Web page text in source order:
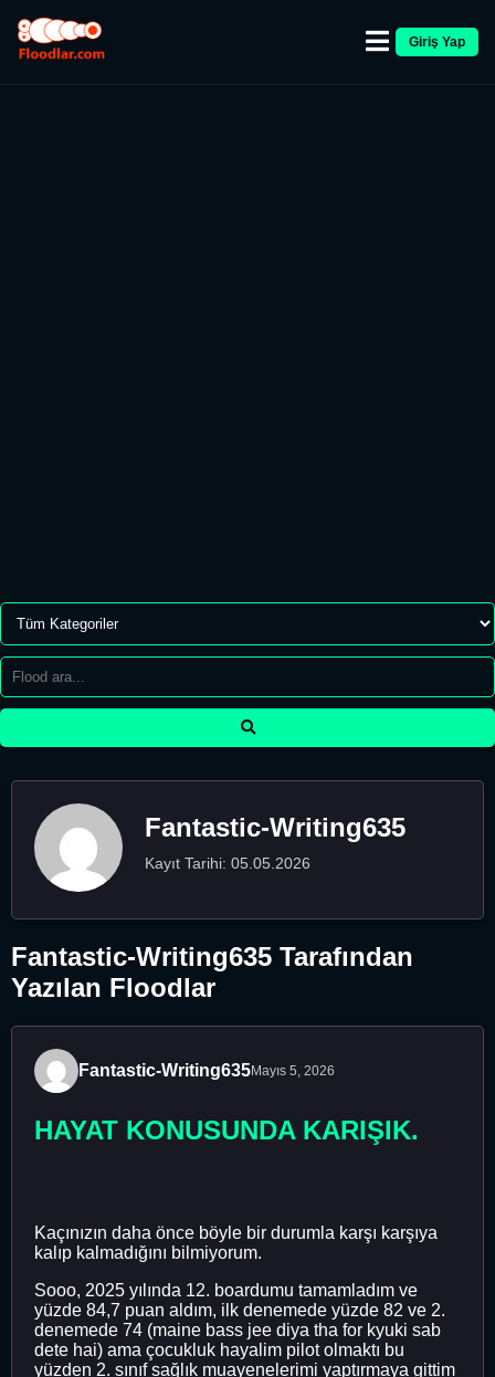
Giriş Yap
Fantastic-Writing635
Kayıt Tarihi: 05.05.2026
Fantastic-Writing635 Tarafından
Yazılan Floodlar
Fantastic-Writing635Mayıs 5, 2026
HAYAT KONUSUNDA KARIŞIK.
Kaçınızın daha önce böyle bir durumla karşı karşıya
kalıp kalmadığını bilmiyorum.
Sooo, 2025 yılında 12. boardumu tamamladım ve
yüzde 84,7 puan aldım, ilk denemede yüzde 82 ve 2.
denemede 74 (maine bass jee diya tha for kyuki sab
dete hai) ama çocukluk hayalim pilot olmaktı bu
yüzden 2. sınıf sağlık muayenelerimi yaptırmaya gittim